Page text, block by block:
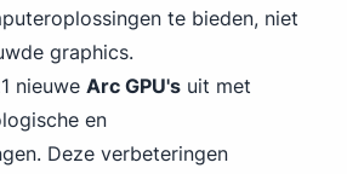
te bieden, niet
graphics.
nieuwe Arc GPU's uit met
en
Deze verbeteringen